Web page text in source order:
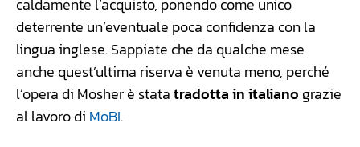
deterrente un’eventuale poca confidenza con la
lingua inglese. Sappiate che da qualche mese
anche quest’ultima riserva è venuta meno, perché
l’opera di Mosher è statatradotta in italiano grazie
al lavoro di MoBI.